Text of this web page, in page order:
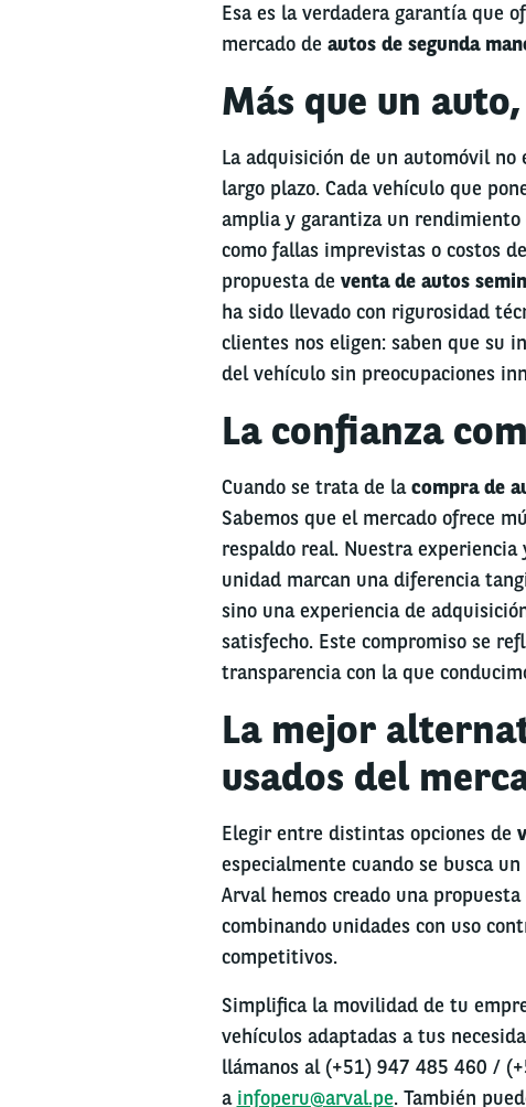
Esa es la verdadera garantía que
mercado de autos de segunda
Más que un
La adquisición de un automóvil no
largo plazo. Cada vehículo que
amplia y garantiza un
como fallas imprevistas o costos
propuesta de venta de autos
ha sido llevado con rigurosidad
clientes nos eligen: saben que su
del vehículo sin preocupaciones
La confianza
Cuando se trata de lacompra de
Sabemos que el mercado ofrece
respaldo real. Nuestra
unidad marcan una diferencia
sino una experiencia de
satisfecho. Este compromiso se
transparencia con la que
La mejor
usados del
Elegir entre distintas opciones de
especialmente cuando se busca
Arval hemos creado una
combinando unidades con uso
competitivos.
Simplifica la movilidad de tu
vehículos adaptadas a tus
llámanos al (+51) 947 485 460 /
a infoperu@arval.pe. También